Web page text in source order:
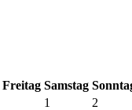
Freitag Samstag So
1
2